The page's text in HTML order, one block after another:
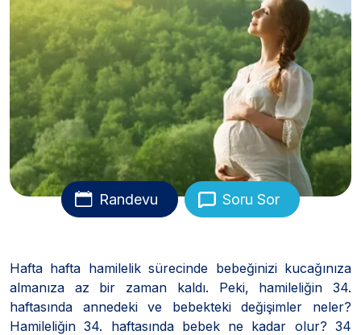
Randevu Soru Sor
Hafta hafta hamilelik sürecinde bebeğinizi kucağınıza
almanıza az bir zaman kaldı. Peki, hamileliğin 34.
haftasında annedeki ve bebekteki değişimler neler?
Hamileliğin 34. haftasında bebek ne kadar olur? 34